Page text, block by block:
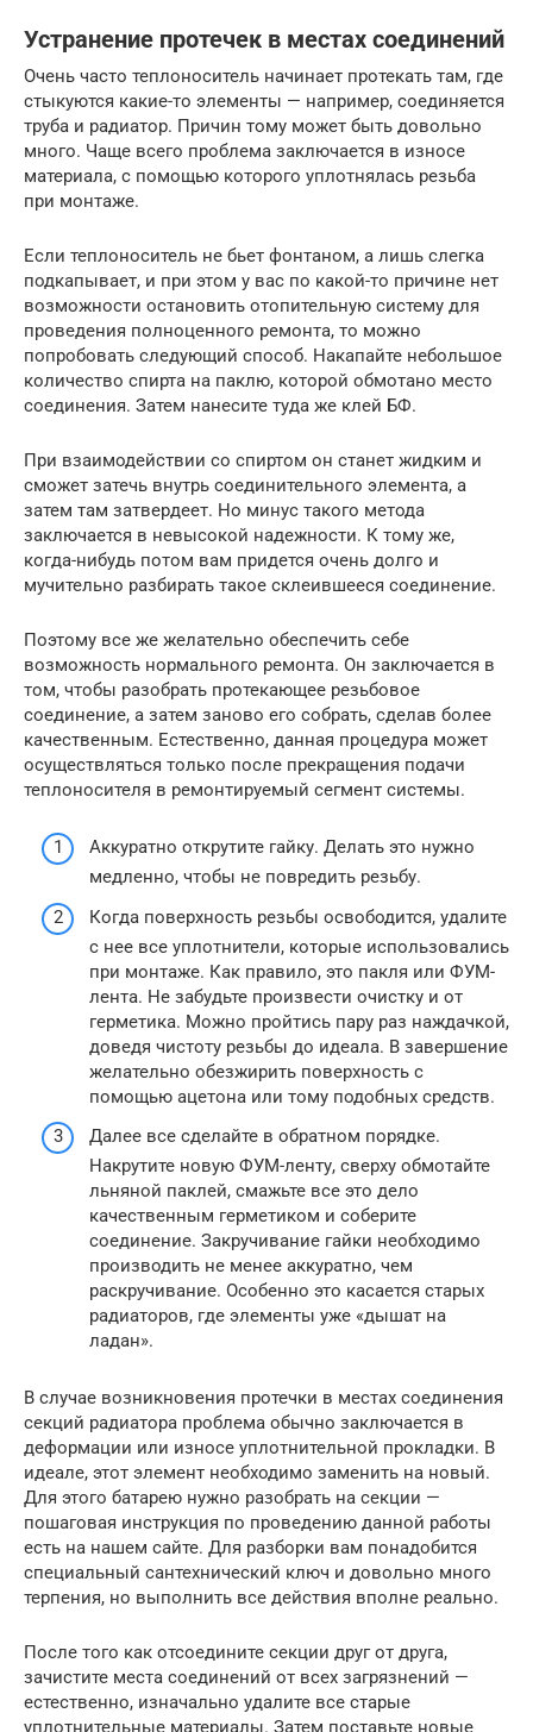
Устранение протечек в местах соединений
Очень часто теплоноситель начинает протекать там, где
стыкуются какие-то элементы — например, соединяется
труба и радиатор. Причин тому может быть довольно
много. Чаще всего проблема заключается в износе
материала, с помощью которого уплотнялась резьба
при монтаже.
Если теплоноситель не бьет фонтаном, а лишь слегка
подкапывает, и при этом у вас по какой-то причине нет
возможности остановить отопительную систему для
проведения полноценного ремонта, то можно
попробовать следующий способ. Накапайте небольшое
количество спирта на паклю, которой обмотано место
соединения. Затем нанесите туда же клей БФ.
При взаимодействии со спиртом он станет жидким и
сможет затечь внутрь соединительного элемента, а
затем там затвердеет. Но минус такого метода
заключается в невысокой надежности. К тому же,
когда-нибудь потом вам придется очень долго и
мучительно разбирать такое склеившееся соединение.
Поэтому все же желательно обеспечить себе
возможность нормального ремонта. Он заключается в
том, чтобы разобрать протекающее резьбовое
соединение, а затем заново его собрать, сделав более
качественным. Естественно, данная процедура может
осуществляться только после прекращения подачи
теплоносителя в ремонтируемый сегмент системы.
Аккуратно открутите гайку. Делать это нужно
медленно, чтобы не повредить резьбу.
Когда поверхность резьбы освободится, удалите
с нее все уплотнители, которые использовались
при монтаже. Как правило, это пакля или ФУМ-
лента. Не забудьте произвести очистку и от
герметика. Можно пройтись пару раз наждачкой,
доведя чистоту резьбы до идеала. В завершение
желательно обезжирить поверхность с
помощью ацетона или тому подобных средств.
Далее все сделайте в обратном порядке.
Накрутите новую ФУМ-ленту, сверху обмотайте
льняной паклей, смажьте все это дело
качественным герметиком и соберите
соединение. Закручивание гайки необходимо
производить не менее аккуратно, чем
раскручивание. Особенно это касается старых
радиаторов, где элементы уже «дышат на
ладан».
В случае возникновения протечки в местах соединения
секций радиатора проблема обычно заключается в
деформации или износе уплотнительной прокладки. В
идеале, этот элемент необходимо заменить на новый.
Для этого батарею нужно разобрать на секции —
пошаговая инструкция по проведению данной работы
есть на нашем сайте. Для разборки вам понадобится
специальный сантехнический ключ и довольно много
терпения, но выполнить все действия вполне реально.
После того как отсоедините секции друг от друга,
зачистите места соединений от всех загрязнений —
естественно, изначально удалите все старые
уплотнительные материалы. Затем поставьте новые